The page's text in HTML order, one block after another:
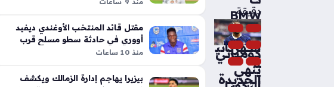
BMW
iX5
الكهربائي
ة
الجديدة
دقيقة
كومباني
ينهي
مقتل قائد المنتخب الأوغندي ديفيد
أووري في حادثة سطو مسلح قرب
منزله
منذ 10 ساعات
بيزيرا يهاجم إدارة الزمالك ويكشف